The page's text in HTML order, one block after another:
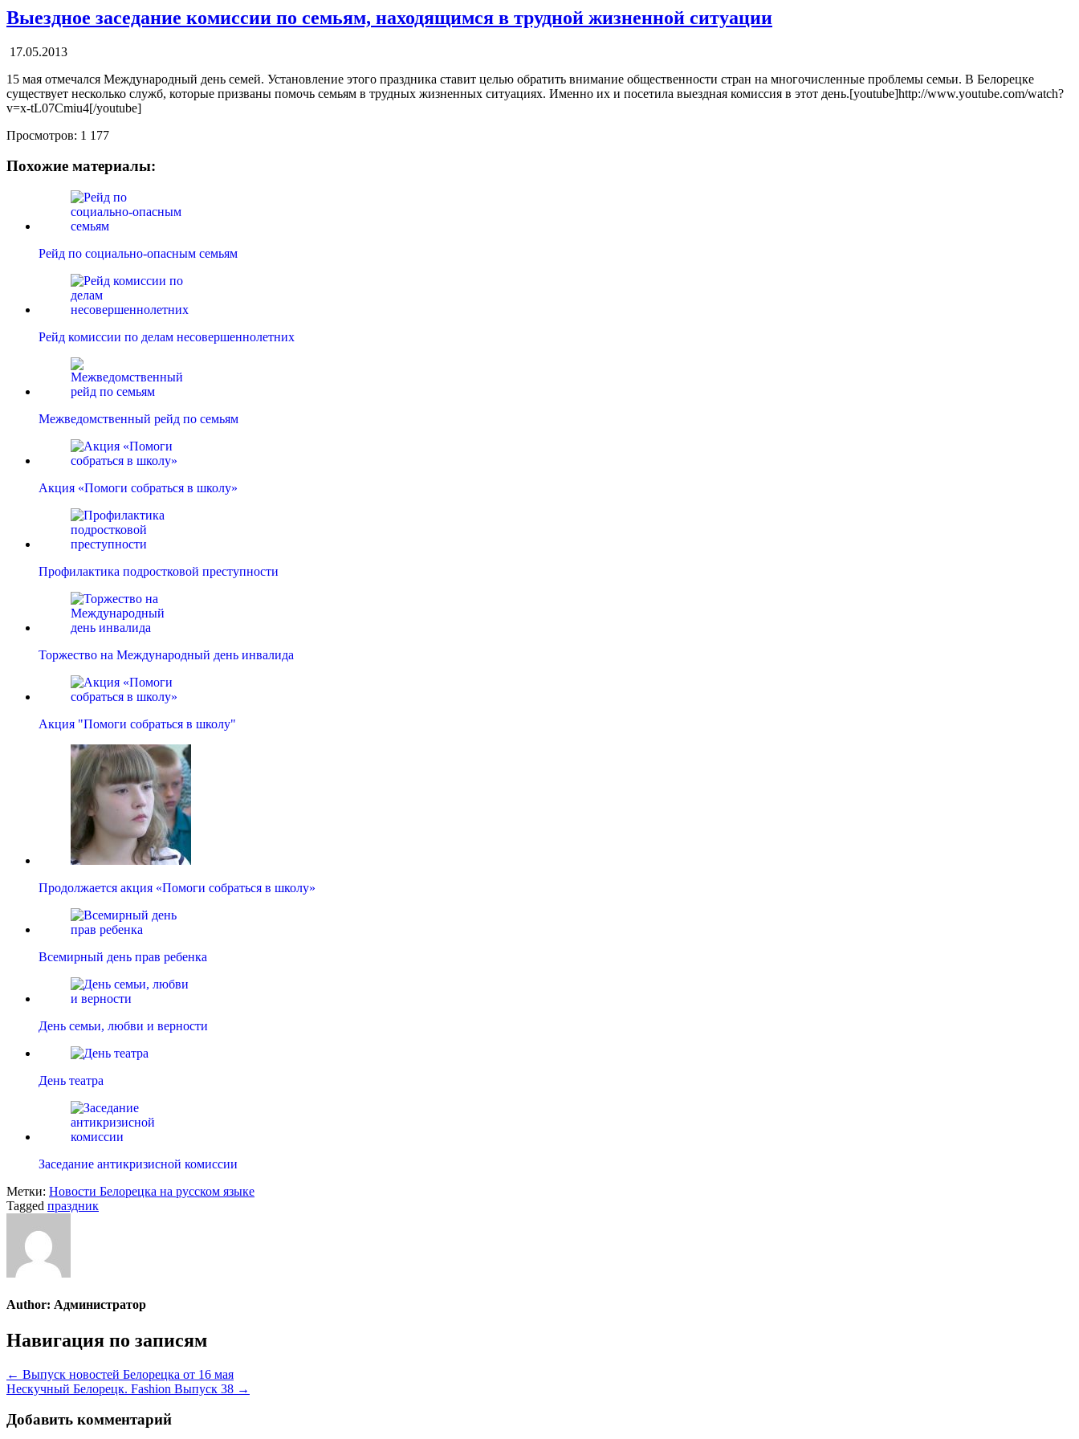
Выездное заседание комиссии по семьям, находящимся в трудной жизненной ситуации
17.05.2013
15 мая отмечался Международный день семей. Установление этого праздника ставит целью обратить внимание общественности стран на многочисленные проблемы семьи. В Белорецке
существует несколько служб, которые призваны помочь семьям в трудных жизненных ситуациях. Именно их и посетила выездная комиссия в этот день.[youtube]http://www.youtube.com/watch?
v=x-tL07Cmiu4[/youtube]
Просмотров: 1 177
Похожие материалы:
Рейд по социально-опасным семьям
Рейд комиссии по делам несовершеннолетних
Межведомственный рейд по семьям
Акция «Помоги собраться в школу»
Профилактика подростковой преступности
Торжество на Международный день инвалида
Акция "Помоги собраться в школу"
Продолжается акция «Помоги собраться в школу»
Всемирный день прав ребенка
День семьи, любви и верности
День театра
Заседание антикризисной комиссии
Метки: Новости Белорецка на русском языке
Tagged праздник
Author: Администратор
Навигация по записям
← Выпуск новостей Белорецка от 16 мая
Нескучный Белорецк. Fashion Выпуск 38 →
Добавить комментарий